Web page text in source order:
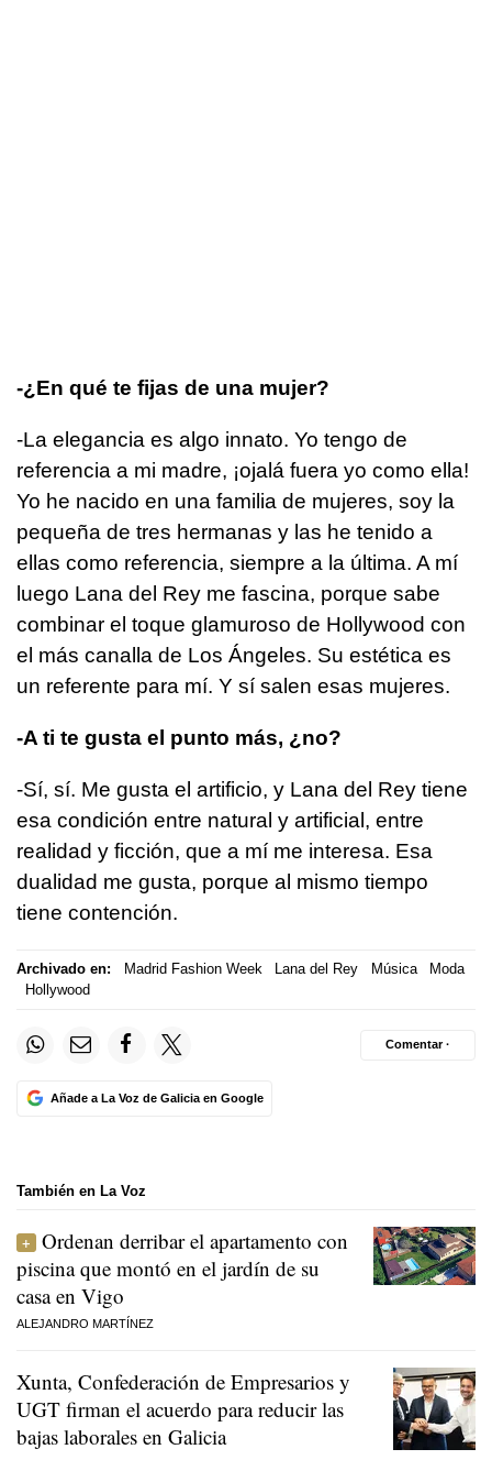
-¿En qué te fijas de una mujer?
-La elegancia es algo innato. Yo tengo de
referencia a mi madre, ¡ojalá fuera yo como ella!
Yo he nacido en una familia de mujeres, soy la
pequeña de tres hermanas y las he tenido a
ellas como referencia, siempre a la última. A mí
luego Lana del Rey me fascina, porque sabe
combinar el toque glamuroso de Hollywood con
el más canalla de Los Ángeles. Su estética es
un referente para mí. Y sí salen esas mujeres.
-A ti te gusta el punto más, ¿no?
-Sí, sí. Me gusta el artificio, y Lana del Rey tiene
esa condición entre natural y artificial, entre
realidad y ficción, que a mí me interesa. Esa
dualidad me gusta, porque al mismo tiempo
tiene contención.
Archivado en: Madrid Fashion Week Lana del Rey Música
Moda
Hollywood
Añade a La Voz de Galicia en Google
Comentar ·
También en La Voz
Ordenan derribar el apartamento con
piscina que montó en el jardín de su
casa en Vigo
ALEJANDRO MARTÍNEZ
Xunta, Confederación de Empresarios y
UGT firman el acuerdo para reducir las
bajas laborales en Galicia